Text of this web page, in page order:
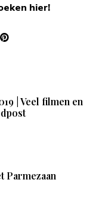
hier!
| Veel filmen en
Parmezaan